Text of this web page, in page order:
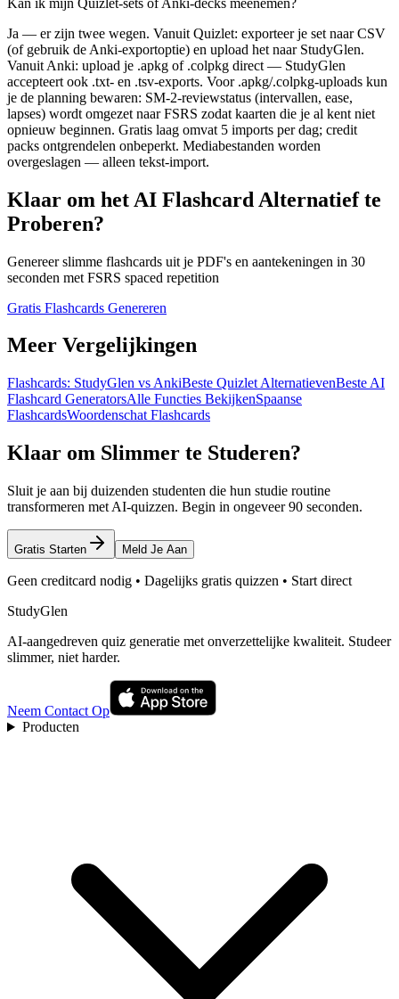
Ja — er zijn twee wegen. Vanuit Quizlet: exporteer je set naar CSV
(of gebruik de Anki-exportoptie) en upload het naar StudyGlen.
Vanuit Anki: upload je .apkg of .colpkg direct — StudyGlen
accepteert ook .txt- en .tsv-exports. Voor .apkg/.colpkg-uploads kun
je de planning bewaren: SM-2-reviewstatus (intervallen, ease,
lapses) wordt omgezet naar FSRS zodat kaarten die je al kent niet
opnieuw beginnen. Gratis laag omvat 5 imports per dag; credit
packs ontgrendelen onbeperkt. Mediabestanden worden
overgeslagen — alleen tekst-import.
Klaar om het AI Flashcard Alternatief te
Proberen?
Genereer slimme flashcards uit je PDF's en aantekeningen in 30
seconden met FSRS spaced repetition
Gratis Flashcards Genereren
Meer Vergelijkingen
Flashcards: StudyGlen vs AnkiBeste Quizlet AlternatievenBeste AI
Flashcard GeneratorsAlle Functies BekijkenSpaanse
FlashcardsWoordenschat Flashcards
Klaar om Slimmer te Studeren?
Sluit je aan bij duizenden studenten die hun studie routine
transformeren met AI-quizzen. Begin in ongeveer 90 seconden.
Gratis Starten Meld Je Aan
Geen creditcard nodig • Dagelijks gratis quizzen • Start direct
StudyGlen
AI-aangedreven quiz generatie met onverzettelijke kwaliteit. Studeer
slimmer, niet harder.
Neem Contact Op
Producten